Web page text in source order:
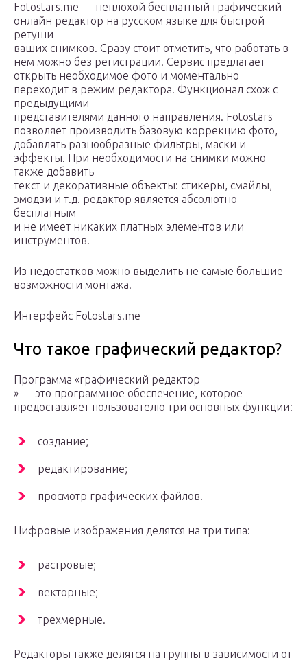
Fotostars.me — неплохой бесплатный графический
онлайн редактор на русском языке для быстрой
ретуши
ваших снимков. Сразу стоит отметить, что работать в
нем можно без регистрации. Сервис предлагает
открыть необходимое фото и моментально
переходит в режим редактора. Функционал схож с
предыдущими
представителями данного направления. Fotostars
позволяет производить базовую коррекцию фото,
добавлять разнообразные фильтры, маски и
эффекты. При необходимости на снимки можно
также добавить
текст и декоративные объекты: стикеры, смайлы,
эмодзи и т.д. редактор является абсолютно
бесплатным
и не имеет никаких платных элементов или
инструментов.
Из недостатков можно выделить не самые большие
возможности монтажа.
Интерфейс Fotostars.me
Что такое графический редактор?
Программа «графический редактор
» — это программное обеспечение, которое
предоставляет пользователю три основных функции:
создание;
редактирование;
просмотр графических файлов.
Цифровые изображения делятся на три типа:
растровые;
векторные;
трехмерные.
Редакторы также делятся на группы в зависимости от